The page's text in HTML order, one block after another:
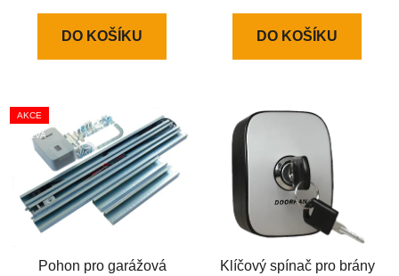
DO KOŠÍKU DO KOŠÍKU
AKCE
SLEVA
Pohon pro garážová
Klíčový spínač pro brány